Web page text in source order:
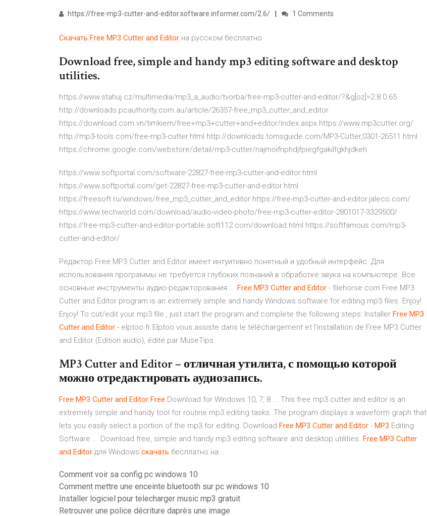
https://free-mp3-cutter-and-editor.software.informer.com/2.6/ 1 Comments
Скачать Free MP3 Cutter and Editor на русском бесплатно
Download free, simple and handy mp3 editing software and desktop
utilities.
https://www.stahuj.cz/multimedia/mp3_a_audio/tvorba/free-mp3-cutter-and-editor/?&g[oz]=2.8.0.65
http://downloads.pcauthority.com.au/article/26357-free_mp3_cutter_and_editor
https://download.com.vn/timkiem/free+mp3+cutter+and+editor/index.aspx https://www.mp3cutter.org/
http://mp3-tools.com/free-mp3-cutter.html http://downloads.tomsguide.com/MP3-Cutter,0301-26511.html
https://chrome.google.com/webstore/detail/mp3-cutter/najmoifnphdjfpiegfgakilfgkhjdkeh
https://www.softportal.com/software-22827-free-mp3-cutter-and-editor.html
https://www.softportal.com/get-22827-free-mp3-cutter-and-editor.html
https://freesoft.ru/windows/free_mp3_cutter_and_editor https://free-mp3-cutter-and-editor.jaleco.com/
https://www.techworld.com/download/audio-video-photo/free-mp3-cutter-editor-2801017-3329500/
https://free-mp3-cutter-and-editor-portable.soft112.com/download.html https://softfamous.com/mp3-
cutter-and-editor/
Редактор Free MP3 Cutter and Editor имеет интуитивно понятный и удобный интерфейс. Для
использования программы не требуется глубоких познаний в обработке звука на компьютере. Все
основные инструменты аудио-редакторования ... Free MP3 Cutter and Editor - filehorse.com Free MP3
Cutter and Editor program is an extremely simple and handy Windows software for editing mp3 files. Enjoy!
Enjoy! To cut/edit your mp3 file , just start the program and complete the following steps: Installer Free MP3
Cutter and Editor - elptoo.fr Elptoo vous assiste dans le téléchargement et l'installation de Free MP3 Cutter
and Editor (Edition audio), édité par MuseTips .
MP3 Cutter and Editor – отличная утилита, с помощью которой
можно отредактировать аудиозапись.
Free MP3 Cutter and Editor Free Download for Windows 10, 7, 8 ... This free mp3 cutter and editor is an
extremely simple and handy tool for routine mp3 editing tasks. The program displays a waveform graph that
lets you easily select a portion of the mp3 for editing. Download Free MP3 Cutter and Editor - MP3 Editing
Software ... Download free, simple and handy mp3 editing software and desktop utilities. Free MP3 Cutter
and Editor для Windows скачать бесплатно на ...
Comment voir sa config pc windows 10
Comment mettre une enceinte bluetooth sur pc windows 10
Installer logiciel pour telecharger music mp3 gratuit
Retrouver une police décriture daprès une image